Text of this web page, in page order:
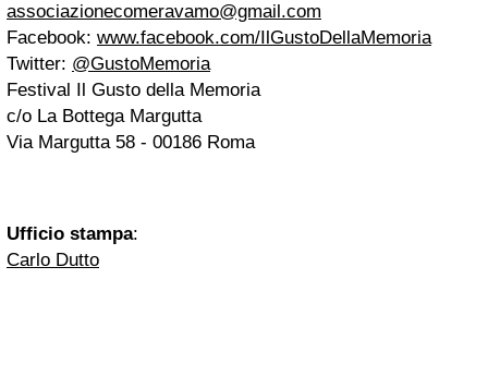
associazionecomeravamo@gmail.com
Facebook: www.facebook.com/IlGustoDellaMemoria
Twitter: @GustoMemoria
Festival Il Gusto della Memoria
c/o La Bottega Margutta
Via Margutta 58 - 00186 Roma
Ufficio stampa:
Carlo Dutto